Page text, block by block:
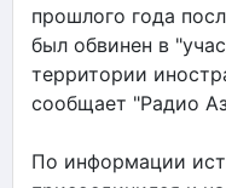
прошлого года
был обвинен в
территории
сообщает "Радио
По информации